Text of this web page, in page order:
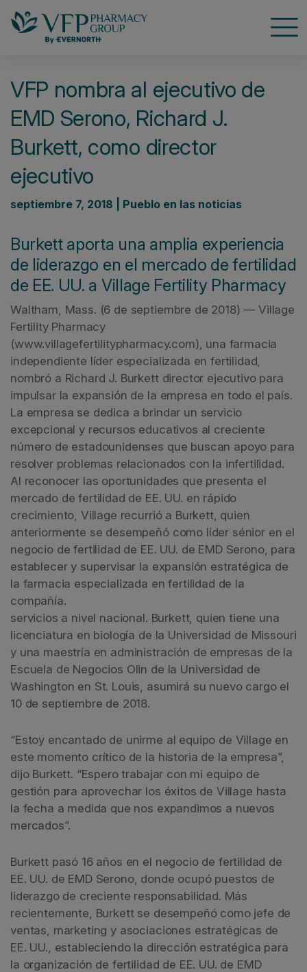
VFP nombra al ejecutivo de
EMD Serono, Richard J.
Burkett, como director
ejecutivo
septiembre 7, 2018 | Pueblo en las noticias
Burkett aporta una amplia experiencia
de liderazgo en el mercado de fertilidad
de EE. UU. a Village Fertility Pharmacy
Waltham, Mass. (6 de septiembre de 2018) — Village
Fertility Pharmacy
(www.villagefertilitypharmacy.com), una farmacia
independiente líder especializada en fertilidad,
nombró a Richard J. Burkett director ejecutivo para
impulsar la expansión de la empresa en todo el país.
La empresa se dedica a brindar un servicio
excepcional y recursos educativos al creciente
número de estadounidenses que buscan apoyo para
resolver problemas relacionados con la infertilidad.
Al reconocer las oportunidades que presenta el
mercado de fertilidad de EE. UU. en rápido
crecimiento, Village recurrió a Burkett, quien
anteriormente se desempeñó como líder sénior en el
negocio de fertilidad de EE. UU. de EMD Serono, para
establecer y supervisar la expansión estratégica de
la farmacia especializada en fertilidad de la
compañía.
servicios a nivel nacional. Burkett, quien tiene una
licenciatura en biología de la Universidad de Missouri
y una maestría en administración de empresas de la
Escuela de Negocios Olin de la Universidad de
Washington en St. Louis, asumirá su nuevo cargo el
10 de septiembre de 2018.
“Estoy encantado de unirme al equipo de Village en
este momento crítico de la historia de la empresa”,
dijo Burkett. “Espero trabajar con mi equipo de
gestión para aprovechar los éxitos de Village hasta
la fecha a medida que nos expandimos a nuevos
mercados”.
Burkett pasó 16 años en el negocio de fertilidad de
EE. UU. de EMD Serono, donde ocupó puestos de
liderazgo de creciente responsabilidad. Más
recientemente, Burkett se desempeñó como jefe de
ventas, marketing y asociaciones estratégicas de
EE. UU., estableciendo la dirección estratégica para
la organización de fertilidad de EE. UU. de EMD